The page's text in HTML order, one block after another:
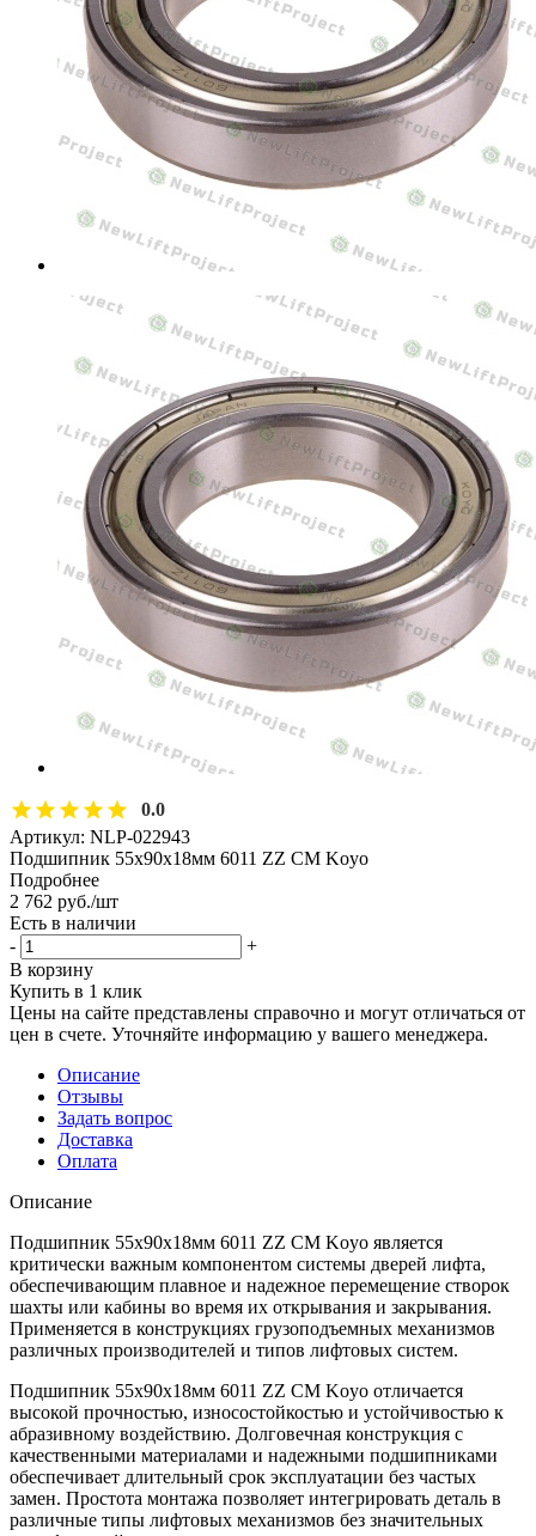
0.0
Артикул: NLP-022943
Подшипник 55х90х18мм 6011 ZZ CM Koyo
Подробнее
2 762 руб./шт
Есть в наличии
-
+
В корзину
Купить в 1 клик
Цены на сайте представлены справочно и могут отличаться от
цен в счете. Уточняйте информацию у вашего менеджера.
Описание
Отзывы
Задать вопрос
Доставка
Оплата
Описание
Подшипник 55х90х18мм 6011 ZZ CM Koyo является
критически важным компонентом системы дверей лифта,
обеспечивающим плавное и надежное перемещение створок
шахты или кабины во время их открывания и закрывания.
Применяется в конструкциях грузоподъемных механизмов
различных производителей и типов лифтовых систем.
Подшипник 55х90х18мм 6011 ZZ CM Koyo отличается
высокой прочностью, износостойкостью и устойчивостью к
абразивному воздействию. Долговечная конструкция с
качественными материалами и надежными подшипниками
обеспечивает длительный срок эксплуатации без частых
замен. Простота монтажа позволяет интегрировать деталь в
различные типы лифтовых механизмов без значительных